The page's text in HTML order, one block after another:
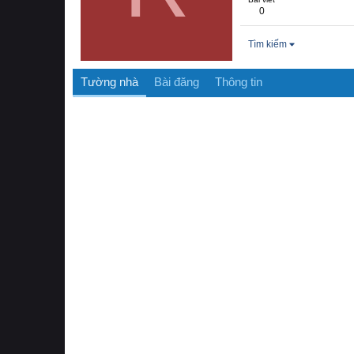
0
Tìm kiếm
Tường nhà Bài đăng Thông tin